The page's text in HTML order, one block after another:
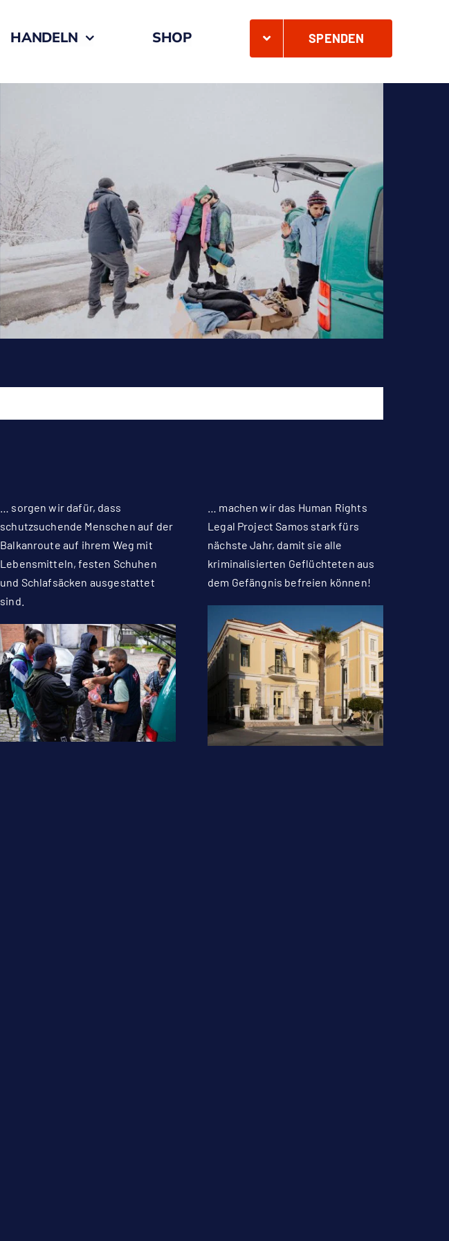
HANDELN SHOP SPENDEN
… sorgen wir dafür, dass
schutzsuchende Menschen auf der
Balkanroute auf ihrem Weg mit
Lebensmitteln, festen Schuhen
und Schlafsäcken ausgestattet
sind.
… machen wir das Human Rights
Legal Project Samos stark fürs
nächste Jahr, damit sie alle
kriminalisierten Geflüchteten aus
dem Gefängnis befreien können!